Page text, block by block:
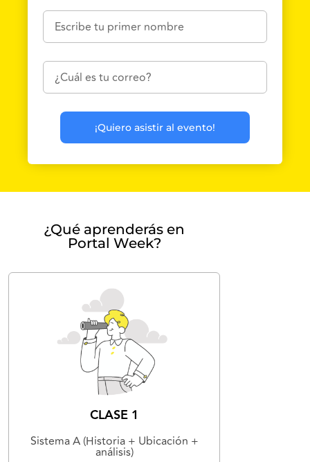
¡Quiero asistir al evento!
¿Qué aprenderás en
Portal Week?
CLASE 1
Sistema A (Historia + Ubicación +
análisis)